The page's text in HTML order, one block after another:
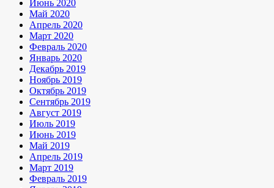
Июнь 2020
Май 2020
Апрель 2020
Март 2020
Февраль 2020
Январь 2020
Декабрь 2019
Ноябрь 2019
Октябрь 2019
Сентябрь 2019
Август 2019
Июль 2019
Июнь 2019
Май 2019
Апрель 2019
Март 2019
Февраль 2019